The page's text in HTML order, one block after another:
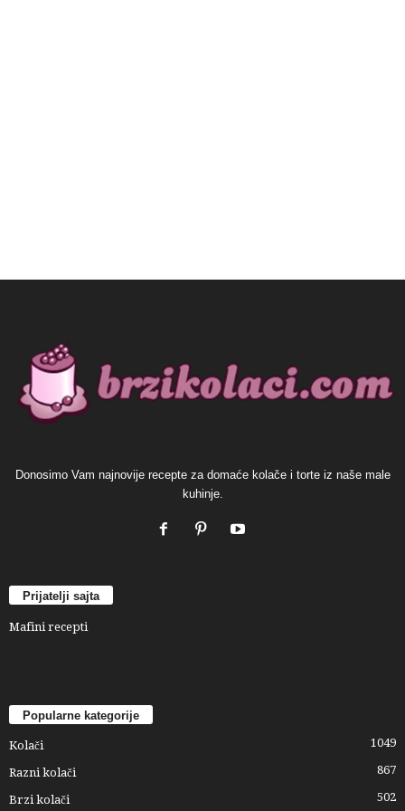
Donosimo Vam najnovije recepte za domaće kolače i torte iz naše male
kuhinje.
Prijatelji sajta
Mafini recepti
Popularne kategorije
Kolači 1049
Razni kolači 867
Brzi kolači 502